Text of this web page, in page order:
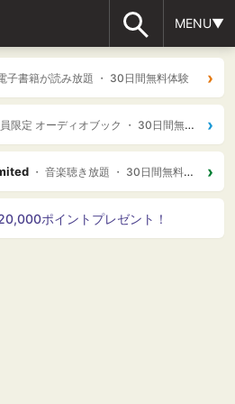
MENU▼
子書籍が読み放題 ・ 30日間無料体験 ›
定 オーディオブック ・ 30日間無料体験 ›
・ 音楽聴き放題 ・ 30日間無料体験 ›
ポイントプレゼント！